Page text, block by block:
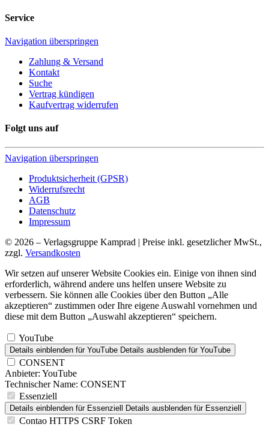
Service
Navigation überspringen
Zahlung & Versand
Kontakt
Suche
Vertrag kündigen
Kaufvertrag widerrufen
Folgt uns auf
Navigation überspringen
Produktsicherheit (GPSR)
Widerrufsrecht
AGB
Datenschutz
Impressum
© 2026 – Verlagsgruppe Kamprad | Preise inkl. gesetzlicher MwSt.,
zzgl. Versandkosten
Wir setzen auf unserer Website Cookies ein. Einige von ihnen sind
erforderlich, während andere uns helfen unsere Website zu
verbessern. Sie können alle Cookies über den Button „Alle
akzeptieren“ zustimmen oder Ihre eigene Auswahl vornehmen und
diese mit dem Button „Auswahl akzeptieren“ speichern.
YouTube
Details einblenden für YouTube Details ausblenden für YouTube
CONSENT
Anbieter: YouTube
Technischer Name: CONSENT
Essenziell
Details einblenden für Essenziell Details ausblenden für Essenziell
Contao HTTPS CSRF Token